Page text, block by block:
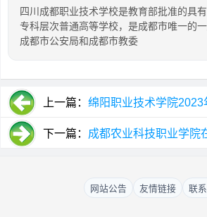
四川成都职业技术学校是教育部批准的具
专科层次普通高等学校，是成都市唯一的
成都市公安局和成都市教委
上一篇： 绵阳职业技术学院
思单招学校环境
下一篇： 成都农业科技职业学院
网站公告 友情链接 联